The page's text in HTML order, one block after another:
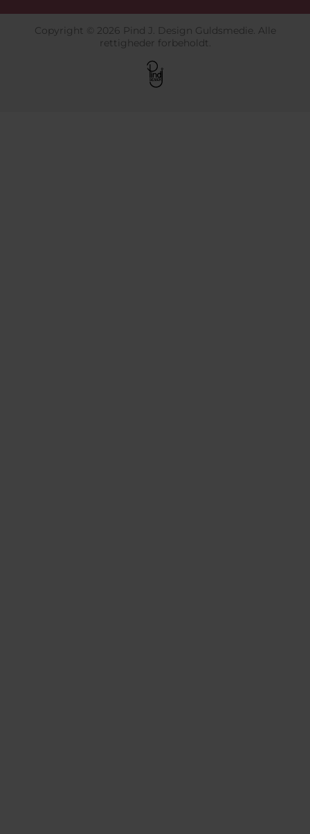
Copyright © 2026 Pind J. Design Guldsmedie. Alle
rettigheder forbeholdt.